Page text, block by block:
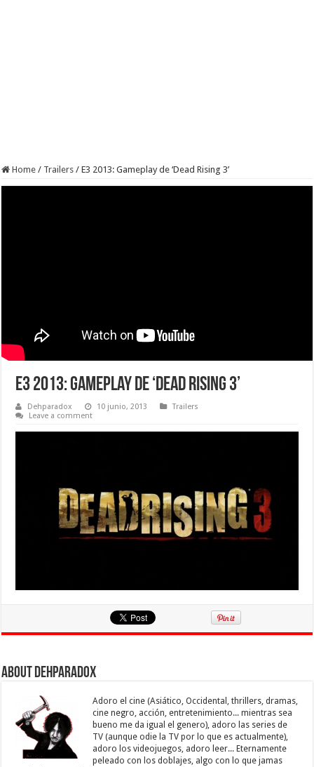
Home / Trailers / E3 2013: Gameplay de ‘Dead Rising 3’
E3 2013: Gameplay de ‘Dead Rising 3’
Dehparadox 10 junio, 2013
Trailers
Leave a comment
About Dehparadox
Adoro el cine (Asiático, Occidental, thrillers, dramas,
cine negro, acción, entretenimiento... mientras sea
bueno me da igual el genero), adoro las series de
TV (aunque odie la TV por lo que es actualmente),
adoro los videojuegos, adoro leer... Eternamente
peleado con los doblajes, algo con lo que jamas